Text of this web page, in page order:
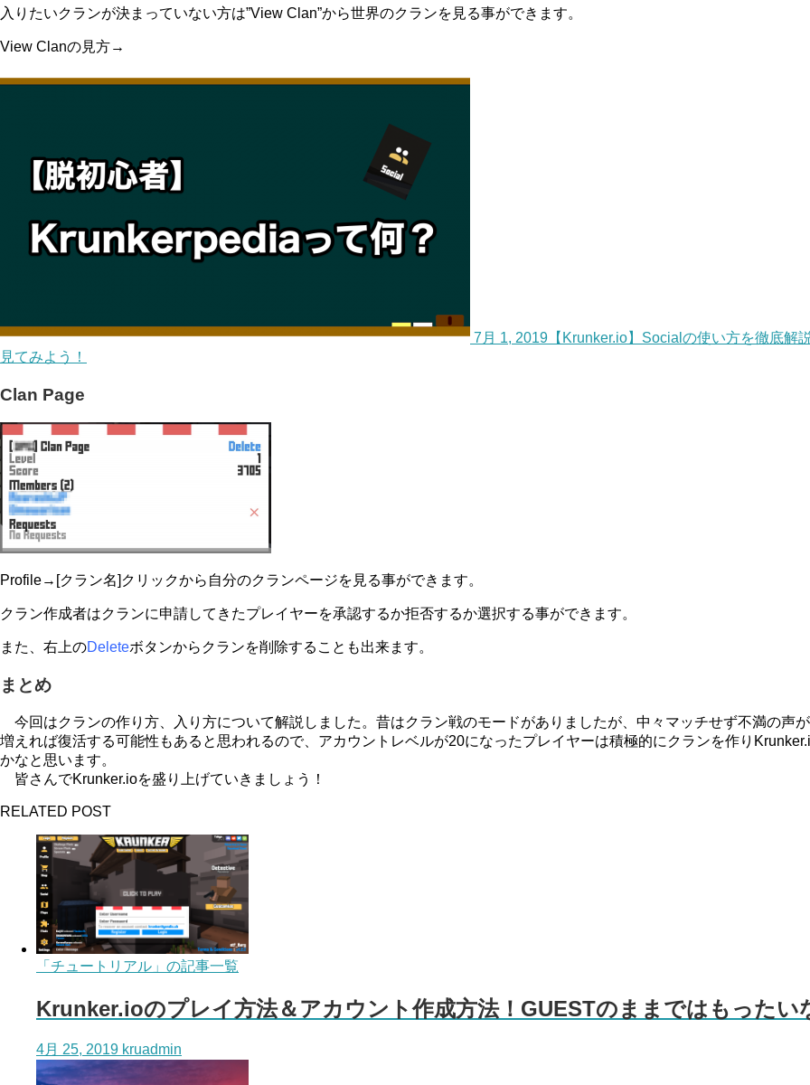
入りたいクランが決まっていない方は”View Clan”から世界のクランを見る事ができます。
View Clanの見方→
7月 1, 2019 【Krunker.io】Socialの使い方を徹底
見てみよう！
Clan Page
Profile→[クラン名]クリックから自分のクランページを見る事ができます。
クラン作成者はクランに申請してきたプレイヤーを承認するか拒否するか選択する事ができます。
また、右上のDeleteボタンからクランを削除することも出来ます。
まとめ
今回はクランの作り方、入り方について解説しました。昔はクラン戦のモードがありましたが、中々マッチせず不満の声
増えれば復活する可能性もあると思われるので、アカウントレベルが20になったプレイヤーは積極的にクランを作り
かなと思います。
皆さんでKrunker.ioを盛り上げていきましょう！
RELATED POST
「チュートリアル」の記事一覧
Krunker.ioのプレイ方法＆アカウント作成方法！GUESTのままではもったい
4月 25, 2019 kruadmin